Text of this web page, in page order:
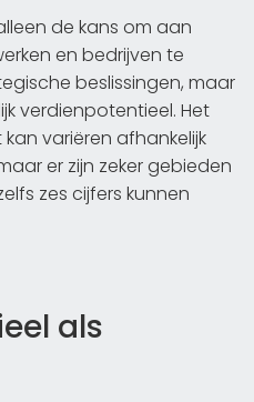
de kans om aan
en bedrijven te
beslissingen, maar
verdienpotentieel. Het
variëren afhankelijk
er zijn zeker gebieden
zes cijfers kunnen
als